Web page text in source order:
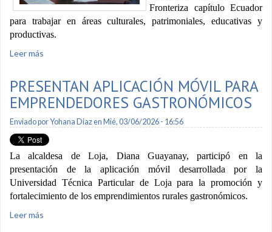
Fronteriza capítulo Ecuador
para trabajar en áreas culturales, patrimoniales, educativas y
productivas.
Leer más
PRESENTAN APLICACIÓN MÓVIL PARA
EMPRENDEDORES GASTRONÓMICOS
Enviado porYohana Diazen Mié, 03/06/2026 - 16:56
La alcaldesa de Loja, Diana Guayanay, participó en la
presentación de la aplicación móvil desarrollada por la
Universidad Técnica Particular de Loja para la promoción y
fortalecimiento de los emprendimientos rurales gastronómicos.
Leer más